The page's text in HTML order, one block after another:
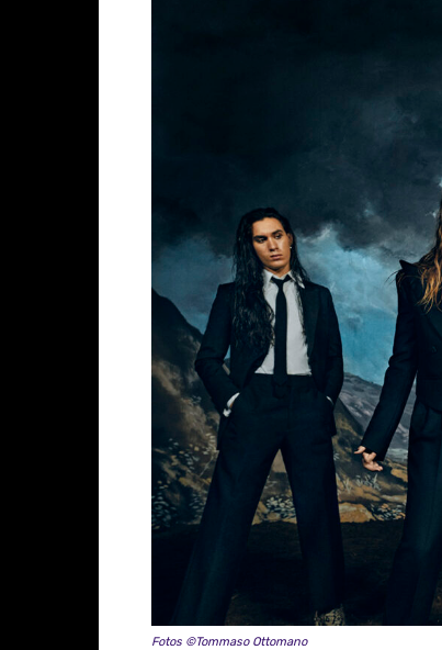
v
n
Y
u
T
u
b
n
Fotos ©Tommaso Ottomano